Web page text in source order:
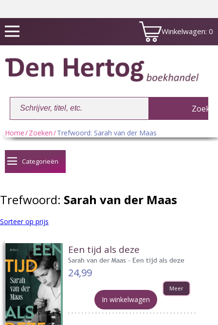
Winkelwagen: 0
Winkelwagen:0
Home/Zoeken/Trefwoord: Sarah van der Maas
Categorieën
Trefwoord: Sarah van der Maas
Sorteer op prijs
Een tijd als deze
Sarah van der Maas - Een tijd als deze
24,99
Meer
In winkelwagen